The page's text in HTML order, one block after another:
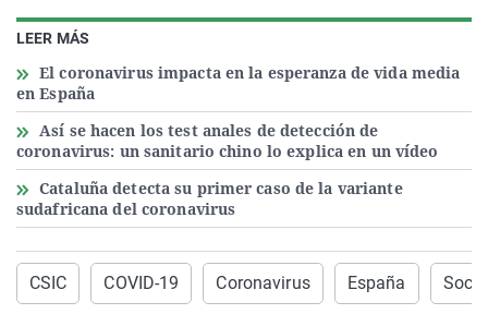
LEER MÁS
El coronavirus impacta en la esperanza de vida media
en España
Así se hacen los test anales de detección de
coronavirus: un sanitario chino lo explica en un vídeo
Cataluña detecta su primer caso de la variante
sudafricana del coronavirus
CSIC COVID-19 Coronavirus España